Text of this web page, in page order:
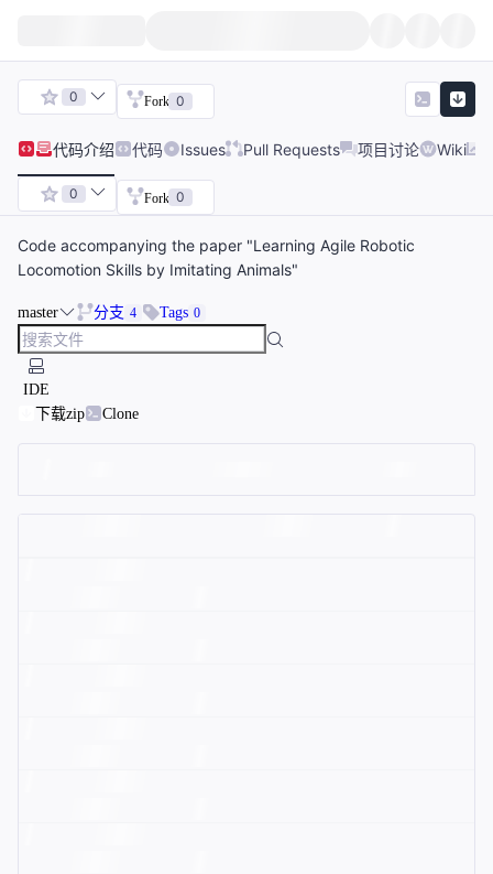
0 Fork 0
代码介绍 代码 Issues Pull Requests 项目讨论 Wiki
0 Fork 0
Code accompanying the paper "Learning Agile Robotic
Locomotion Skills by Imitating Animals"
master 分支 4 Tags 0
IDE
下载zip
Clone